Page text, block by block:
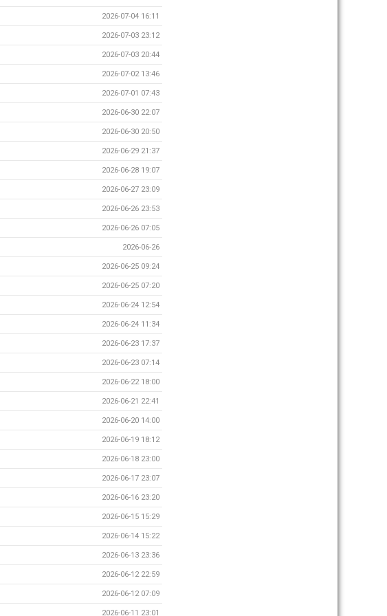
2026-07-04 16:11
2026-07-03 23:12
2026-07-03 20:44
2026-07-02 13:46
2026-07-01 07:43
2026-06-30 22:07
2026-06-30 20:50
2026-06-29 21:37
2026-06-28 19:07
2026-06-27 23:09
2026-06-26 23:53
2026-06-26 07:05
2026-06-26
2026-06-25 09:24
2026-06-25 07:20
2026-06-24 12:54
2026-06-24 11:34
2026-06-23 17:37
2026-06-23 07:14
2026-06-22 18:00
2026-06-21 22:41
2026-06-20 14:00
2026-06-19 18:12
2026-06-18 23:00
2026-06-17 23:07
2026-06-16 23:20
2026-06-15 15:29
2026-06-14 15:22
2026-06-13 23:36
2026-06-12 22:59
2026-06-12 07:09
2026-06-11 23:01